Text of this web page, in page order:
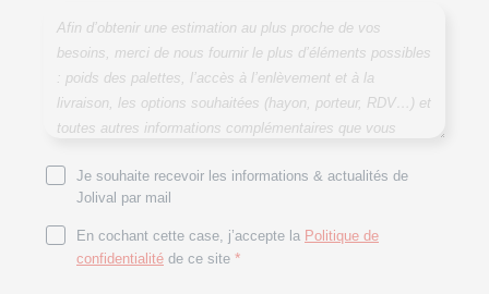
Je souhaite recevoir les informations & actualités de
Jolival par mail
En cochant cette case, j’accepte la Politique de
confidentialité de ce site *